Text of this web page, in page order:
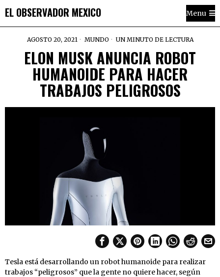
EL OBSERVADOR MEXICO Menu
AGOSTO 20, 2021 MUNDO UN MINUTO DE LECTURA
ELON MUSK ANUNCIA ROBOT
HUMANOIDE PARA HACER
TRABAJOS PELIGROSOS
Tesla está desarrollando un robot humanoide para realizar
trabajos “peligrosos” que la gente no quiere hacer, según